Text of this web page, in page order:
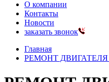
О компании
Контакты
Новости
заказать звонок
Главная
РЕМОНТ ДВИГАТЕЛЯ